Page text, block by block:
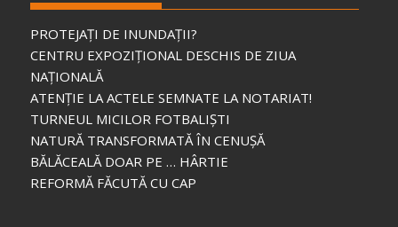
PROTEJAȚI DE INUNDAȚII?
CENTRU EXPOZIȚIONAL DESCHIS DE ZIUA
NAȚIONALĂ
ATENȚIE LA ACTELE SEMNATE LA NOTARIAT!
TURNEUL MICILOR FOTBALIȘTI
NATURĂ TRANSFORMATĂ ÎN CENUȘĂ
BĂLĂCEALĂ DOAR PE … HÂRTIE
REFORMĂ FĂCUTĂ CU CAP